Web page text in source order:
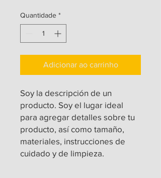
Quantidade *
Adicionar ao carrinho
Soy la descripción de un
producto. Soy el lugar ideal
para agregar detalles sobre tu
producto, así como tamaño,
materiales, instrucciones de
cuidado y de limpieza.